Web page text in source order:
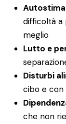
difficoltà a
meglio
Lutto e
Disturbi
cibo e
che non